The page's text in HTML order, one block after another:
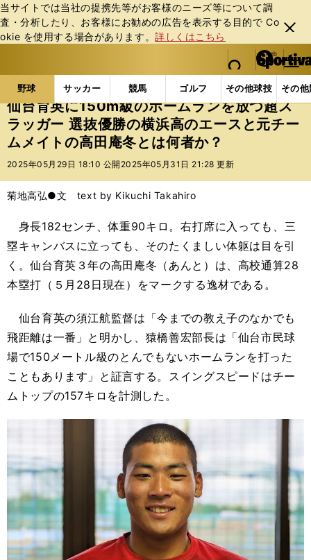
当サイトでは当社の提携先等がお客様のニーズ等について調
査・分析したり、お客様にお勧めの広告を表⽰する⽬的で Co
okie を使⽤する場合があります。詳しくはこちら
閉じ
る
web Sportiva (webスポルティーバ)
検索
マイペ
ー
ジ
メニュ
野球 サッカー 競馬 ゴルフ その他球技 その
b
ス
ポ
ル
テ
ー
バ
野球の記事一覧 高校野球他 仙台育英に150m級の
仙台育英に150m級のホームランを放つ超ス
ラッガー 選抜優勝の横浜高のエースと元チー
ムメイトの高田庵冬とは何者か？
2025年05月29日 18:10 公開 2025年05月31日 21:28 更新
菊地高弘●文 text by Kikuchi Takahiro
身長182センチ、体重90キロ。右打席に入っても、三
塁キャンバスに立っても、そのたくましい体躯は目を引
く。仙台育英３年の高田庵冬（あんと）は、高校通算28
本塁打（５月28日現在）をマークする逸材である。
仙台育英の須江航監督は「今までの教え子のなかでも
飛距離は一番」と明かし、猿橋善宏部長は「仙台市民球
場で150メートル級のとんでもないホームランを打った
こともあります」と証言する。スイングスピードはチー
ムトップの157キロを計測した。